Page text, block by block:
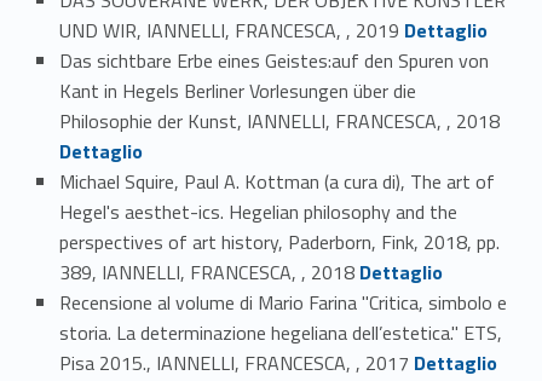
UND WIR, IANNELLI, FRANCESCA, , 2019 Link identifier #identifier_person_1090-24
Dettaglio
Das sichtbare Erbe eines Geistes:auf den Spuren von
Kant in Hegels Berliner Vorlesungen über die
Philosophie der Kunst, IANNELLI, FRANCESCA, , 2018Link identifier #identifier_person_175805-25
Dettaglio
Michael Squire, Paul A. Kottman (a cura di), The art of
Hegel's aesthet-ics. Hegelian philosophy and the
perspectives of art history, Paderborn, Fink, 2018, pp.
389, IANNELLI, FRANCESCA, , 2018Link identifier #identifier_person_37974-26
Dettaglio
Recensione al volume di Mario Farina "Critica, simbolo e
storia. La determinazione hegeliana dell’estetica." ETS,
Pisa 2015., IANNELLI, FRANCESCA, , 2017 Link identifier #identifier_person_172521-27
Dettaglio